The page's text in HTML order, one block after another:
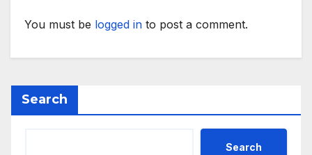
You must be logged in to post a comment.
Search
Search